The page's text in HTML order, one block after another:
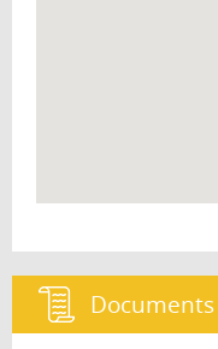
Documents :